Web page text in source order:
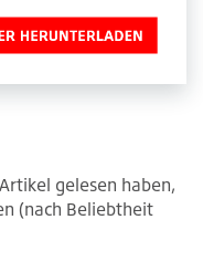
gelesen haben,
(nach Beliebtheit